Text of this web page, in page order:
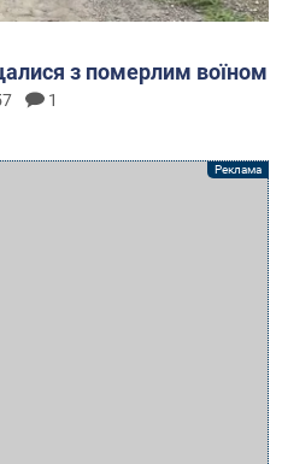
з померлим воїном
1